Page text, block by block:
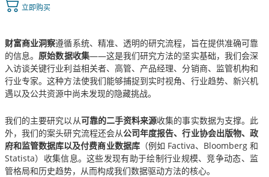
立即购买
财富商业洞察遵循系统、精准、透明的研究流程，旨在提供准确可靠
的信息。 原始数据收集——这是我们研究方法的坚实基础，我们会深
入访谈关键行业利益相关者、高管、产品经理、分销商、监管机构和
行业专家。这种方法使我们能够捕捉到实时视角、行业趋势、新兴机
遇以及公共资源中尚未发现的隐藏挑战。
我们的主要研究以从可靠的二手资料来源收集的事实数据为支撑。此
外，我们的案头研究流程还会从公司年度报告、行业协会出版物、政
府和监管数据库以及付费商业数据库（例如 Factiva、Bloomberg 和
Statista）收集信息。这些发现有助于绘制行业规模、竞争动态、监
管格局和历史趋势，从而构成我们数据驱动方法的核心。